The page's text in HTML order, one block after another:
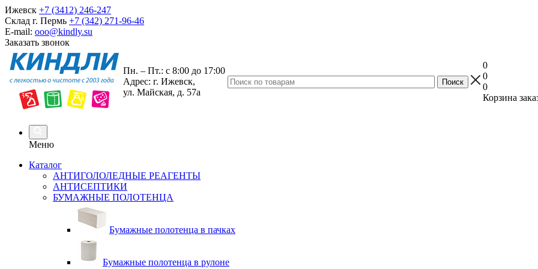
Ижевск +7 (3412) 246-247
Склад г. Пермь +7 (342) 271-96-46
E-mail: ooo@kindly.su
Заказать звонок
Пн. – Пт.: с 8:00 до 17:00
Адрес: г. Ижевск,
ул. Майская, д. 57а
0
0
0
Корзина
Меню
Каталог
АНТИГОЛОЛЕДНЫЕ РЕАГЕНТЫ
АНТИСЕПТИКИ
БУМАЖНЫЕ ПОЛОТЕНЦА
Бумажные полотенца в пачках
Бумажные полотенца в рулоне